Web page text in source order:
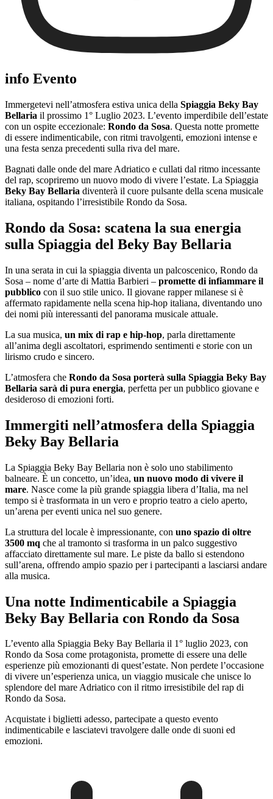
info Evento
Immergetevi nell’atmosfera estiva unica della Spiaggia Beky Bay
Bellaria il prossimo 1° Luglio 2023. L’evento imperdibile dell’estate
con un ospite eccezionale: Rondo da Sosa. Questa notte promette
di essere indimenticabile, con ritmi travolgenti, emozioni intense e
una festa senza precedenti sulla riva del mare.
Bagnati dalle onde del mare Adriatico e cullati dal ritmo incessante
del rap, scopriremo un nuovo modo di vivere l’estate. La Spiaggia
Beky Bay Bellaria diventerà il cuore pulsante della scena musicale
italiana, ospitando l’irresistibile Rondo da Sosa.
Rondo da Sosa: scatena la sua energia
sulla Spiaggia del Beky Bay Bellaria
In una serata in cui la spiaggia diventa un palcoscenico, Rondo da
Sosa – nome d’arte di Mattia Barbieri – promette di infiammare il
pubblico con il suo stile unico. Il giovane rapper milanese si è
affermato rapidamente nella scena hip-hop italiana, diventando uno
dei nomi più interessanti del panorama musicale attuale.
La sua musica, un mix di rap e hip-hop, parla direttamente
all’anima degli ascoltatori, esprimendo sentimenti e storie con un
lirismo crudo e sincero.
L’atmosfera che Rondo da Sosa porterà sulla Spiaggia Beky Bay
Bellaria sarà di pura energia, perfetta per un pubblico giovane e
desideroso di emozioni forti.
Immergiti nell’atmosfera della Spiaggia
Beky Bay Bellaria
La Spiaggia Beky Bay Bellaria non è solo uno stabilimento
balneare. È un concetto, un’idea, un nuovo modo di vivere il
mare. Nasce come la più grande spiaggia libera d’Italia, ma nel
tempo si è trasformata in un vero e proprio teatro a cielo aperto,
un’arena per eventi unica nel suo genere.
La struttura del locale è impressionante, con uno spazio di oltre
3500 mq che al tramonto si trasforma in un palco suggestivo
affacciato direttamente sul mare. Le piste da ballo si estendono
sull’arena, offrendo ampio spazio per i partecipanti a lasciarsi andare
alla musica.
Una notte Indimenticabile a Spiaggia
Beky Bay Bellaria con Rondo da Sosa
L’evento alla Spiaggia Beky Bay Bellaria il 1° luglio 2023, con
Rondo da Sosa come protagonista, promette di essere una delle
esperienze più emozionanti di quest’estate. Non perdete l’occasione
di vivere un’esperienza unica, un viaggio musicale che unisce lo
splendore del mare Adriatico con il ritmo irresistibile del rap di
Rondo da Sosa.
Acquistate i biglietti adesso, partecipate a questo evento
indimenticabile e lasciatevi travolgere dalle onde di suoni ed
emozioni.